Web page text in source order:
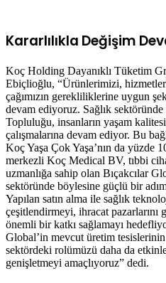
Kararlılıkla Değişim
Koç Holding Dayanıklı Tüketim
Ebiçlioğlu, “Ürünlerimizi,
çağımızın gerekliliklerine uygun
devam ediyoruz. Sağlık
Topluluğu, insanların yaşam
çalışmalarına devam ediyor. Bu
Koç Yaşa Çok Yaşa’nın da yüzde
merkezli Koç Medical BV, tıbbi
uzmanlığa sahip olan Bıçakcılar
sektöründe böylesine güçlü bir
Yapılan satın alma ile sağlık
çeşitlendirmeyi, ihracat
önemli bir katkı sağlamayı
Global’in mevcut üretim
sektördeki rolümüzü daha da
genişletmeyi amaçlıyoruz” dedi.